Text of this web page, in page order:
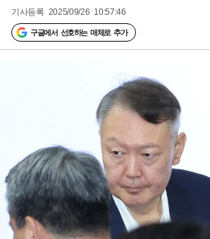
기사등록 2025/09/26 10:57:46
구글에서 선호하는 매체로 추가